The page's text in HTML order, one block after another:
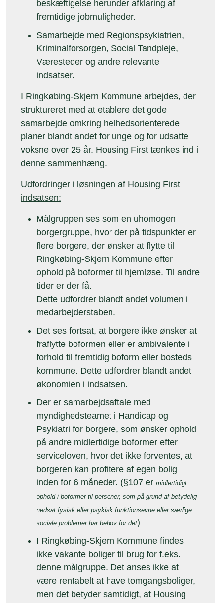
beskæftigelse herunder afklaring af
fremtidige jobmuligheder.
Samarbejde med Regionspsykiatrien,
Kriminalforsorgen, Social Tandpleje,
Væresteder og andre relevante
indsatser.
I Ringkøbing-Skjern Kommune arbejdes, der
struktureret med at etablere det gode
samarbejde omkring helhedsorienterede
planer blandt andet for unge og for udsatte
voksne over 25 år. Housing First tænkes ind i
denne sammenhæng.
Udfordringer i løsningen af Housing First
indsatsen:
Målgruppen ses som en uhomogen
borgergruppe, hvor der på tidspunkter er
flere borgere, der ønsker at flytte til
Ringkøbing-Skjern Kommune efter
ophold på boformer til hjemløse. Til andre
tider er der få.
Dette udfordrer blandt andet volumen i
medarbejderstaben.
Det ses fortsat, at borgere ikke ønsker at
fraflytte boformen eller er ambivalente i
forhold til fremtidig boform eller bosteds
kommune. Dette udfordrer blandt andet
økonomien i indsatsen.
Der er samarbejdsaftale med
myndighedsteamet i Handicap og
Psykiatri for borgere, som ønsker ophold
på andre midlertidige boformer efter
serviceloven, hvor det ikke forventes, at
borgeren kan profitere af egen bolig
inden for 6 måneder. (§107 er midlertidigt
ophold i boformer til personer, som på grund af betydelig
nedsat fysisk eller psykisk funktionsevne eller særlige
sociale problemer har behov for det)
I Ringkøbing-Skjern Kommune findes
ikke vakante boliger til brug for f.eks.
denne målgruppe. Det anses ikke at
være rentabelt at have tomgangsboliger,
men det betyder samtidigt, at Housing